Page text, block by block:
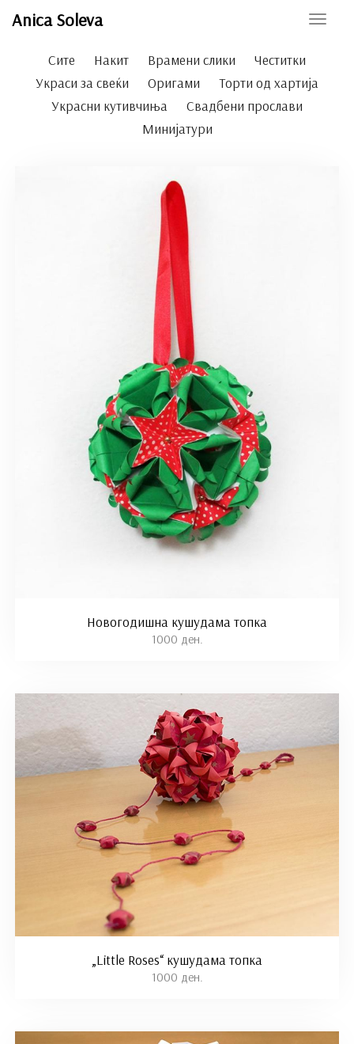
Anica Soleva
Toggle
Сите Накит Врамени слики
Честитки
Украси за свеќи
Оригами
Торти од хартија
Украсни кутивчиња
Свадбени прослави
Минијатури
Новогодишна кушудама топка
1000 ден.
„Little Roses“ кушудама топка
1000 ден.